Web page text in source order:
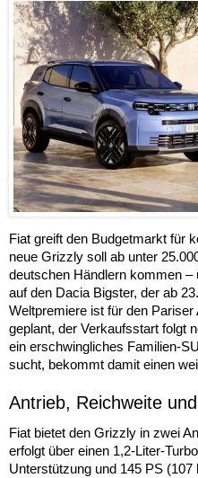
Fiat greift den Budgetmarkt für
neue Grizzly soll ab unter
deutschen Händlern kommen
auf den Dacia Bigster, der ab
Weltpremiere ist für den
geplant, der Verkaufsstart folgt
ein erschwingliches Familien-
sucht, bekommt damit einen
Antrieb, Reichweite
Fiat bietet den Grizzly in zwei
erfolgt über einen 1,2-Liter-
Unterstützung und 145 PS